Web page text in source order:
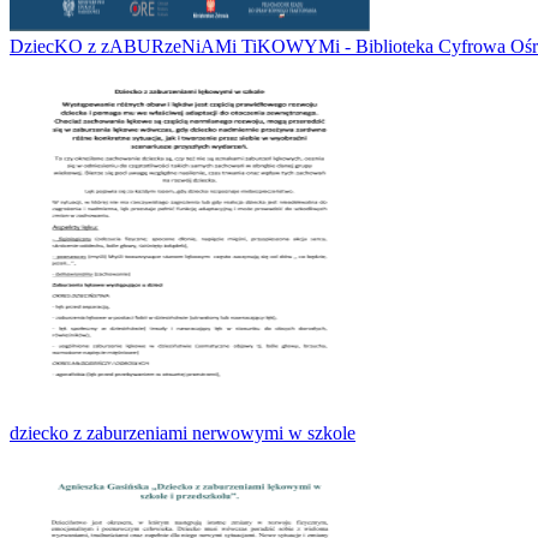
DziecKO z zABURzeNiAMi TiKOWYMi - Biblioteka Cyfrowa
dziecko z zaburzeniami nerwowymi w szkole